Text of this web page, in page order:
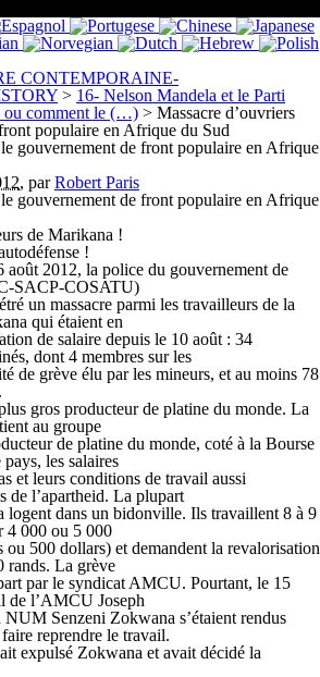
CONTEMPORAINE-
> 16- Nelson Mandela et le Parti
ou comment le (…) > Massacre d’ouvriers
populaire en Afrique du Sud
gouvernement de front populaire en Afrique
, parRobert Paris
gouvernement de front populaire en Afrique
de Marikana !
!
2012, la police du gouvernement de
SACP-COSATU)
un massacre parmi les travailleurs de la
qui étaient en
de salaire depuis le 10 août : 34
dont 4 membres sur les
de grève élu par les mineurs, et au moins 78
gros producteur de platine du monde. La
au groupe
de platine du monde, coté à la Bourse
les salaires
et leurs conditions de travail aussi
de l’apartheid. La plupart
logent dans un bidonville. Ils travaillent 8 à 9
4 000 ou 5 000
ou 500 dollars) et demandent la revalorisation
rands. La grève
par le syndicat AMCU. Pourtant, le 15
de l’AMCU Joseph
Senzeni Zokwana s’étaient rendus
reprendre le travail.
expulsé Zokwana et avait décidé la